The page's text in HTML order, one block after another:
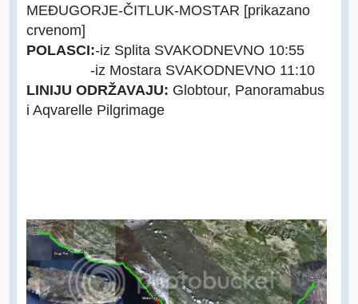
MEĐUGORJE-ČITLUK-MOSTAR [prikazano
crvenom]
POLASCI:-iz Splita SVAKODNEVNO 10:55
-iz Mostara SVAKODNEVNO 11:10
LINIJU ODRŽAVAJU: Globtour, Panoramabus
i Aqvarelle Pilgrimage